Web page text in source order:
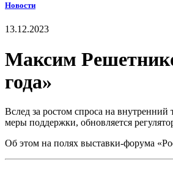
Новости
13.12.2023
Максим
года»
Вслед за ростом спроса на
меры поддержки, обновляется
Об этом на полях выставки-форума